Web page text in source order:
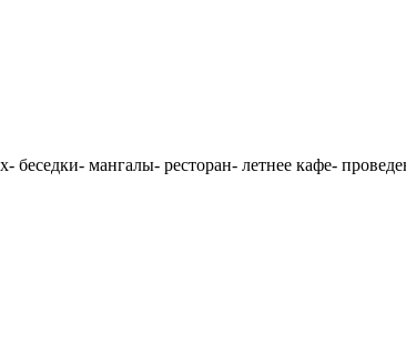
беседки- мангалы- ресторан- летнее кафе-